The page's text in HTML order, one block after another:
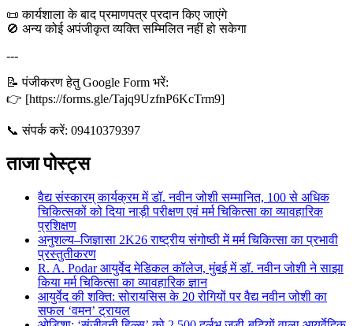
📜 कार्यशाला के बाद प्रमाणपत्र प्रदान किए जाएंगे
🚫 अन्य कोई अपंजीकृत व्यक्ति सम्मिलित नहीं हो सकेगा
---
📝 पंजीकरण हेतु Google Form भरें:
👉 [https://forms.gle/Tajq9UzfnP6KcTrm9]
📞 संपर्क करें: 09410379397
ताजा पोस्ट्स
वैद्य संस्कारम् कार्यक्रम में डॉ. नवीन जोशी सम्मानित, 100 से अधिक
चिकित्सकों को दिया नाड़ी परीक्षण एवं मर्म चिकित्सा का व्यावहारिक
प्रशिक्षण
अनुशल्य–जिज्ञासा 2K26 राष्ट्रीय संगोष्ठी में मर्म चिकित्सा का प्रभावी
प्रस्तुतीकरण
R. A. Podar आयुर्वेद मेडिकल कॉलेज, मुंबई में डॉ. नवीन जोशी ने साझा
किया मर्म चिकित्सा का व्यावहारिक ज्ञान
आयुर्वेद की शक्ति: सोरायसिस के 20 रोगियों पर वैद्य नवीन जोशी का
सफल ‘वमन’ ट्रायल